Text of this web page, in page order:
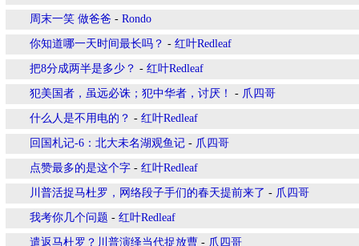
周末一笑 做爸爸 - Rondo
你知道哪一天时间最长吗？ - 红叶Redleaf
把8分成两半是多少？ - 红叶Redleaf
犯美国者，虽远必诛；犯中华者，讨厌！ - 爪四哥
什么人是不用电的？ - 红叶Redleaf
回国札记-6：北大未名湖观鱼记 - 爪四哥
点赞最多的是这个字 - 红叶Redleaf
川普活捉马杜罗，网络段子手们的春天提前来了 - 爪四哥
我考你几个问题 - 红叶Redleaf
遣返马杜罗？川普演绎当代捉放曹 - 爪四哥